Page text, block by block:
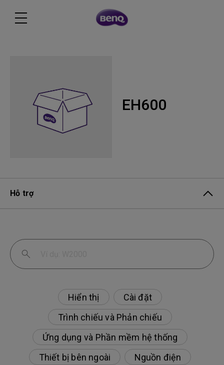
EH600
Hỗ trợ
Hiển thị
Cài đặt
Trình chiếu và Phản chiếu
Ứng dụng và Phần mềm hệ thống
Thiết bị bên ngoài
Nguồn điện